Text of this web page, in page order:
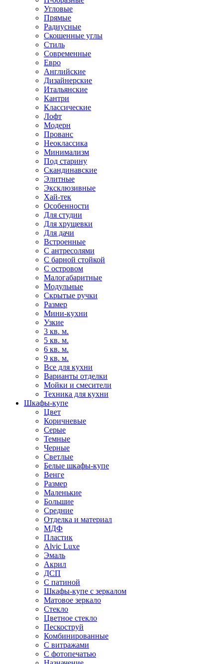
Угловые
Прямые
Радиусные
Скошенные углы
Стиль
Современные
Евро
Английские
Дизайнерские
Итальянские
Кантри
Классические
Лофт
Модерн
Прованс
Неоклассика
Минимализм
Под старину
Скандинавские
Элитные
Эксклюзивные
Хай-тек
Особенности
Для студии
Для хрущевки
Для дачи
Встроенные
С антресолями
С барной стойкой
С островом
Малогабаритные
Модульные
Скрытые ручки
Размер
Мини-кухни
Узкие
3 кв. м.
5 кв. м.
6 кв. м.
9 кв. м.
Все для кухни
Варианты отделки
Мойки и смесители
Техника для кухни
Шкафы-купе
Цвет
Коричневые
Серые
Темные
Черные
Светлые
Белые шкафы-купе
Венге
Размер
Маленькие
Большие
Средние
Отделка и материал
МДФ
Пластик
Alvic Luxe
Эмаль
Акрил
ДСП
С патиной
Шкафы-купе с зеркалом
Матовое зеркало
Стекло
Цветное стекло
Пескоструй
Комбинированные
С витражами
С фотопечатью